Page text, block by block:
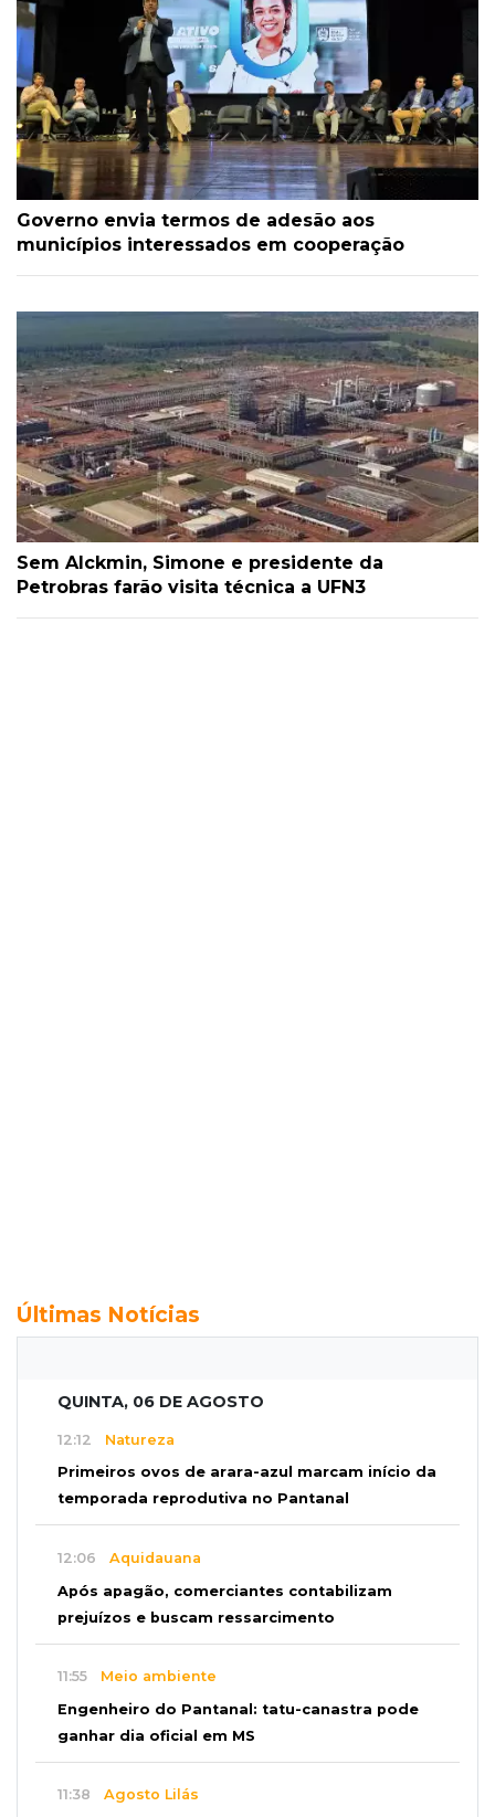
Governo envia termos de adesão aos
municípios interessados em cooperação
Sem Alckmin, Simone e presidente da
Petrobras farão visita técnica a UFN3
Últimas Notícias
QUINTA, 06 DE AGOSTO
12:12 Natureza
Primeiros ovos de arara-azul marcam início da
temporada reprodutiva no Pantanal
12:06 Aquidauana
Após apagão, comerciantes contabilizam
prejuízos e buscam ressarcimento
11:55 Meio ambiente
Engenheiro do Pantanal: tatu-canastra pode
ganhar dia oficial em MS
11:38 Agosto Lilás